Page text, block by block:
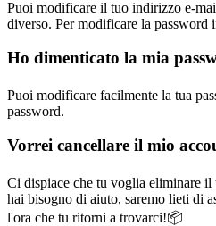
Puoi modificare il tuo indirizzo e-
diverso. Per modificare la password
Ho dimenticato la mia
Puoi modificare facilmente la tua
password.
Vorrei cancellare il mio
Ci dispiace che tu voglia eliminare il
hai bisogno di aiuto, saremo lieti di
l'ora che tu ritorni a trovarci!📦